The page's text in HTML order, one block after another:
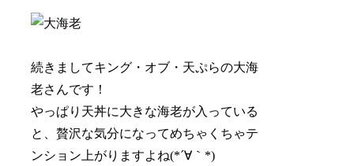
続きましてキング・オブ・天ぷらの大海
老さんです！
やっぱり天丼に大きな海老が入っている
と、贅沢な気分になってめちゃくちゃテ
ンション上がりますよね(*´∀｀*)ゞ